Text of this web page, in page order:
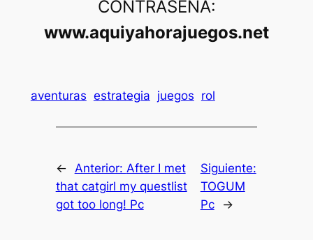
CONTRASEÑA:
www.aquiyahorajuegos.net
aventuras estrategia juegos rol
← Anterior: After I met
that catgirl my questlist
got too long! Pc
Siguiente:
TOGUM
Pc
→